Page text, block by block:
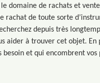
domaine de rachats et
rachat de toute sorte
depuis très
aider à trouver cet objet. En
besoin et qui encombrent vos